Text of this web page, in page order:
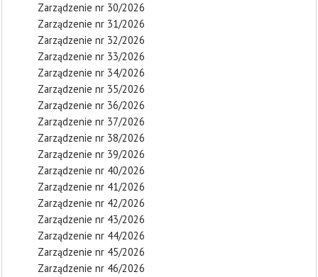
Zarządzenie nr 30/2026
Zarządzenie nr 31/2026
Zarządzenie nr 32/2026
Zarządzenie nr 33/2026
Zarządzenie nr 34/2026
Zarządzenie nr 35/2026
Zarządzenie nr 36/2026
Zarządzenie nr 37/2026
Zarządzenie nr 38/2026
Zarządzenie nr 39/2026
Zarządzenie nr 40/2026
Zarządzenie nr 41/2026
Zarządzenie nr 42/2026
Zarządzenie nr 43/2026
Zarządzenie nr 44/2026
Zarządzenie nr 45/2026
Zarządzenie nr 46/2026